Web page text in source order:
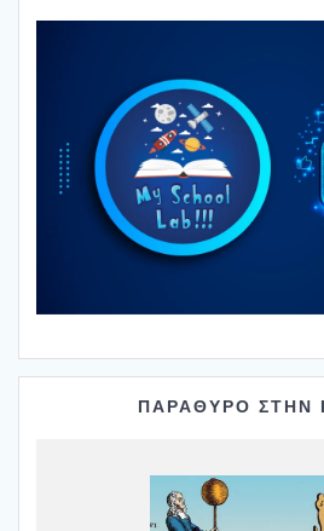
ΠΑΡΑΘΥΡΟ ΣΤΗΝ